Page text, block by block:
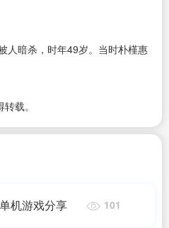
人暗杀，时年49岁。当时朴槿惠
载。
机游戏分享 101